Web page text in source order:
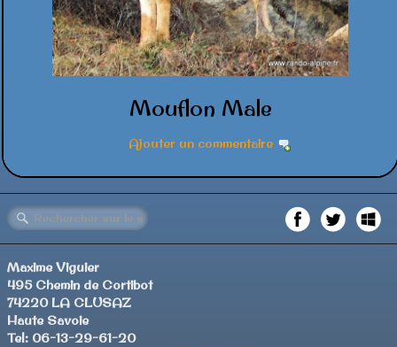
Mouflon Male
Ajouter un commentaire
Maxime Viguier
495 Chemin de Cortibot
74220 LA CLUSAZ
Haute Savoie
Tel: 06-13-29-61-20